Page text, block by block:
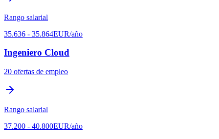
Rango salarial
35.636 - 35.864EUR/año
Ingeniero Cloud
20 ofertas de empleo
Rango salarial
37.200 - 40.800EUR/año